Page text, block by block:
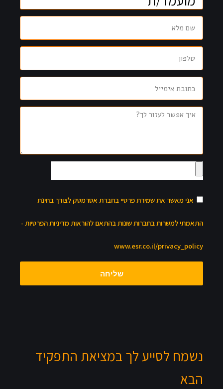
אני מאשר את שמירת פרטיי בחברת אסרמטק לצורך בחינת
התאמתי למשרות בחברות שונות בהתאם להוראות מדיניות הפרטיות -
www.esr.co.il/privacy_policy
שליחה
נשמח לסייע לך במציאת התפקיד
הבא